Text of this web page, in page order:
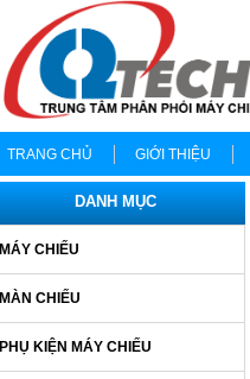
TRANG CHỦ GIỚI THIỆU
DANH MỤC
MÁY CHIẾU
MÀN CHIẾU
PHỤ KIỆN MÁY CHIẾU